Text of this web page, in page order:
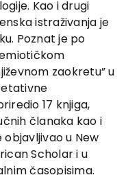
Kao i drugi
istraživanja je
Poznat je po
zaokretu” u
17 knjiga,
članaka kao i
objavljivao u New
Scholar i u
časopisima.